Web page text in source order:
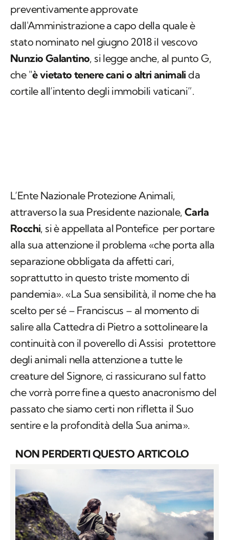
preventivamente approvate
dall'Amministrazione a capo della quale è
stato nominato nel giugno 2018 il vescovo
Nunzio Galantino, si legge anche, al punto G,
che "è vietato tenere cani o altri animali da
cortile all’intento degli immobili vaticani”.
L’Ente Nazionale Protezione Animali,
attraverso la sua Presidente nazionale, Carla
Rocchi, si è appellata al Pontefice per portare
alla sua attenzione il problema «che porta alla
separazione obbligata da affetti cari,
soprattutto in questo triste momento di
pandemia». «La Sua sensibilità, il nome che ha
scelto per sé – Franciscus – al momento di
salire alla Cattedra di Pietro a sottolineare la
continuità con il poverello di Assisi protettore
degli animali nella attenzione a tutte le
creature del Signore, ci rassicurano sul fatto
che vorrà porre fine a questo anacronismo del
passato che siamo certi non rifletta il Suo
sentire e la profondità della Sua anima».
NON PERDERTI QUESTO ARTICOLO